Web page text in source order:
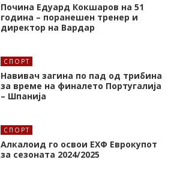
Почина Едуард Кокшаров на 51
година – поранешен тренер и
директор на Вардар
СПОРТ
Навивач загина по пад од трибина
за време на финалето Португалија
– Шпанија
СПОРТ
Алкалоид го освои ЕХФ Еврокупот
за сезоната 2024/2025